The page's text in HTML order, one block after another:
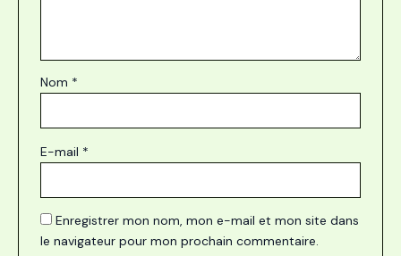
Nom *
E-mail *
Enregistrer mon nom, mon e-mail et mon site dans
le navigateur pour mon prochain commentaire.